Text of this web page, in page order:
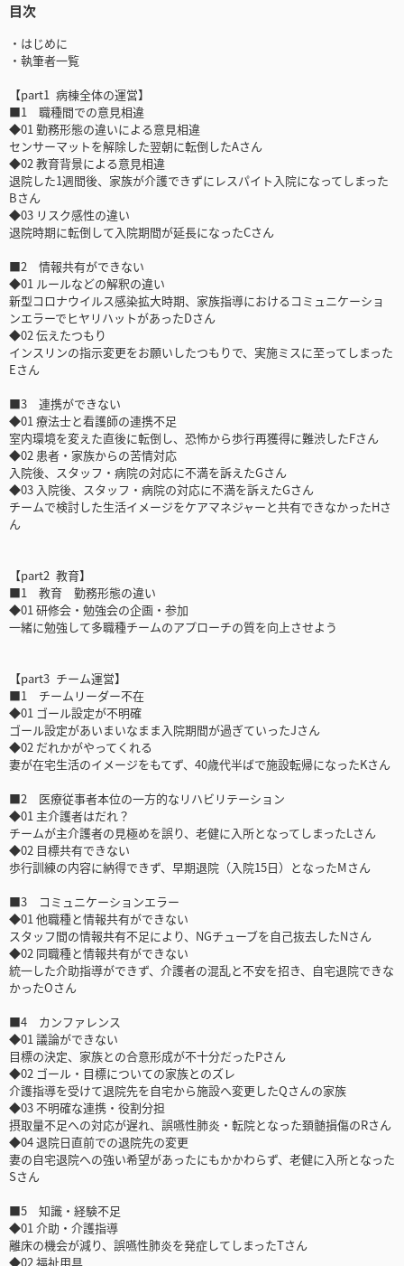
目次
・はじめに
・執筆者一覧
【part1 病棟全体の運営】
■1 職種間での意見相違
◆01 勤務形態の違いによる意見相違
センサーマットを解除した翌朝に転倒したAさん
◆02 教育背景による意見相違
退院した1週間後、家族が介護できずにレスパイト入院になってしまった
Bさん
◆03 リスク感性の違い
退院時期に転倒して入院期間が延長になったCさん
■2 情報共有ができない
◆01 ルールなどの解釈の違い
新型コロナウイルス感染拡大時期、家族指導におけるコミュニケーショ
ンエラーでヒヤリハットがあったDさん
◆02 伝えたつもり
インスリンの指示変更をお願いしたつもりで、実施ミスに至ってしまった
Eさん
■3 連携ができない
◆01 療法士と看護師の連携不足
室内環境を変えた直後に転倒し、恐怖から歩行再獲得に難渋したFさん
◆02 患者・家族からの苦情対応
入院後、スタッフ・病院の対応に不満を訴えたGさん
◆03 入院後、スタッフ・病院の対応に不満を訴えたGさん
チームで検討した生活イメージをケアマネジャーと共有できなかったHさ
ん
【part2 教育】
■1 教育 勤務形態の違い
◆01 研修会・勉強会の企画・参加
一緒に勉強して多職種チームのアプローチの質を向上させよう
【part3 チーム運営】
■1 チームリーダー不在
◆01 ゴール設定が不明確
ゴール設定があいまいなまま入院期間が過ぎていったJさん
◆02 だれかがやってくれる
妻が在宅生活のイメージをもてず、40歳代半ばで施設転帰になったKさん
■2 医療従事者本位の一方的なリハビリテーション
◆01 主介護者はだれ？
チームが主介護者の見極めを誤り、老健に入所となってしまったLさん
◆02 目標共有できない
歩行訓練の内容に納得できず、早期退院（入院15日）となったMさん
■3 コミュニケーションエラー
◆01 他職種と情報共有ができない
スタッフ間の情報共有不足により、NGチューブを自己抜去したNさん
◆02 同職種と情報共有ができない
統一した介助指導ができず、介護者の混乱と不安を招き、自宅退院できな
かったOさん
■4 カンファレンス
◆01 議論ができない
目標の決定、家族との合意形成が不十分だったPさん
◆02 ゴール・目標についての家族とのズレ
介護指導を受けて退院先を自宅から施設へ変更したQさんの家族
◆03 不明確な連携・役割分担
摂取量不足への対応が遅れ、誤嚥性肺炎・転院となった頚髄損傷のRさん
◆04 退院日直前での退院先の変更
妻の自宅退院への強い希望があったにもかかわらず、老健に入所となった
Sさん
■5 知識・経験不足
◆01 介助・介護指導
離床の機会が減り、誤嚥性肺炎を発症してしまったTさん
◆02 福祉用具